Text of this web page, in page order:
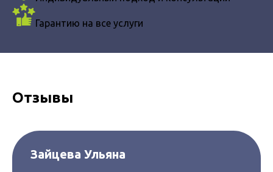
Гарантию на все услуги
Отзывы
Зайцева Ульяна